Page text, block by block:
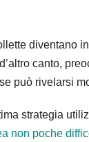
diventano
canto,
può rivelarsi
strategia
non poche